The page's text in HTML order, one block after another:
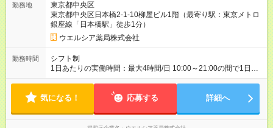
期間あり 試用期間の長さ：3ヶ月 雇用形態、給与は本採用時と
同じです。
勤務地
東京都中央区
東京都中央区日本橋2-1-10柳屋ビル1階（最寄り駅：東京メトロ
銀座線「日本橋駅」徒歩1分）
ウエルシア薬局株式会社
勤務時間
シフト制
1日あたりの実働時間：最大4時間/日 10:00～21:00の間で1日4
時間の勤務 ☆週2～5日の勤務 ※勤務曜日応相談 ☆未経験・無資
気になる！ 応募する 詳細へ